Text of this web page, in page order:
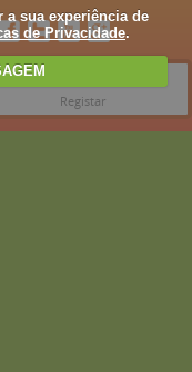
sua experiência de
de Privacidade.
Registar